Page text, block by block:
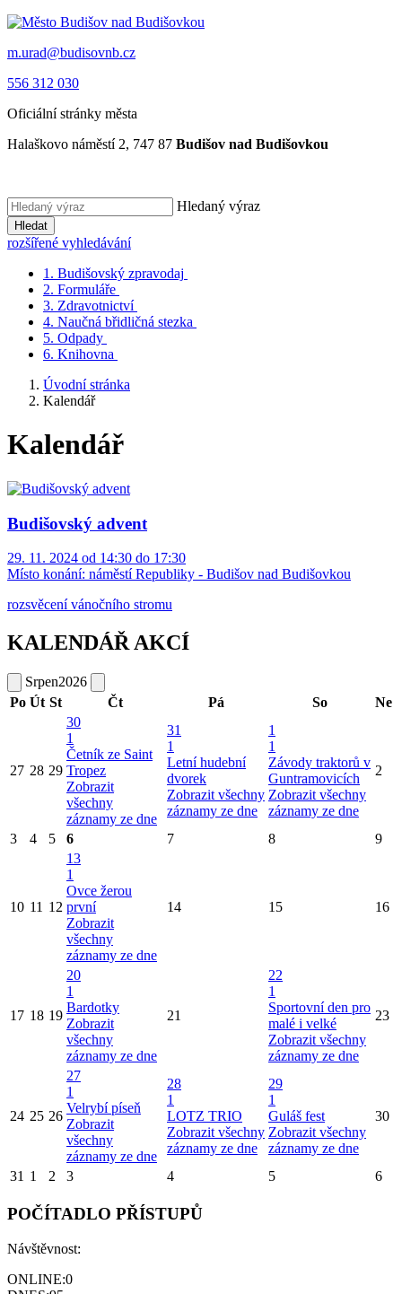
m.urad@budisovnb.cz
556 312 030
Oficiální stránky města
Halaškovo náměstí 2, 747 87 Budišov nad Budišovkou
Hledaný výraz
Hledat
rozšířené vyhledávání
1. Budišovský zpravodaj
2. Formuláře
3. Zdravotnictví
4. Naučná břidličná stezka
5. Odpady
6. Knihovna
Úvodní stránka
Kalendář
Kalendář
Budišovský advent
29. 11. 2024 od 14:30 do 17:30
Místo konání: náměstí Republiky - Budišov nad Budišovkou
rozsvěcení vánočního stromu
KALENDÁŘ AKCÍ
Srpen2026
Po Út St Čt Pá So Ne
27 28 29
30
1
Četník ze Saint
Tropez
Zobrazit
všechny
záznamy ze dne
31
1
Letní hudební
dvorek
Zobrazit všechny
záznamy ze dne
1
1
Závody traktorů v
Guntramovicích
Zobrazit všechny
záznamy ze dne
2
3 4 5 6 7 8 9
10 11 12
13
1
Ovce žerou
první
Zobrazit
všechny
záznamy ze dne
14 15 16
17 18 19
20
1
Bardotky
Zobrazit
všechny
záznamy ze dne
21
22
1
Sportovní den pro
malé i velké
Zobrazit všechny
záznamy ze dne
23
24 25 26
27
1
Velrybí píseň
Zobrazit
všechny
záznamy ze dne
28
1
LOTZ TRIO
Zobrazit všechny
záznamy ze dne
29
1
Guláš fest
Zobrazit všechny
záznamy ze dne
30
31 1 2 3 4 5 6
POČÍTADLO PŘÍSTUPŮ
Návštěvnost:
ONLINE:0